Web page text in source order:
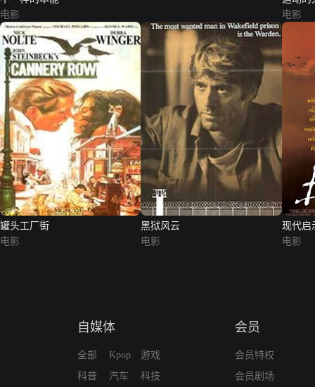
电影
电影
罐头工厂街
电影
黑狱风云
电影
现代启
电影
自媒体
全部
科普
Kpop
汽车
游戏
科技
会员
会员特权
会员剧场